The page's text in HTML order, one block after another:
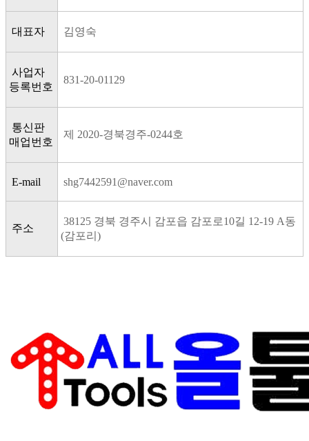
대표자 김영숙
사업자
등록번호
831-20-01129
통신판
매업번호
제 2020-경북경주-0244호
E-mail shg7442591@naver.com
주소
38125 경북 경주시 감포읍 감포로10길 12-19 A동
(감포리)